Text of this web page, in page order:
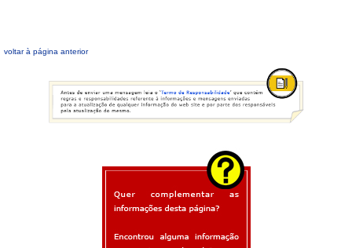
voltar à página anterior